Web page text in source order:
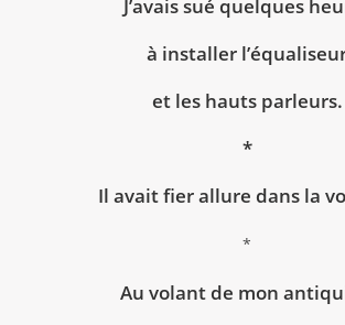
J’avais sué quelques
à installer
et les hauts parleurs.
*
Il avait fier allure dans la
*
Au volant de mon